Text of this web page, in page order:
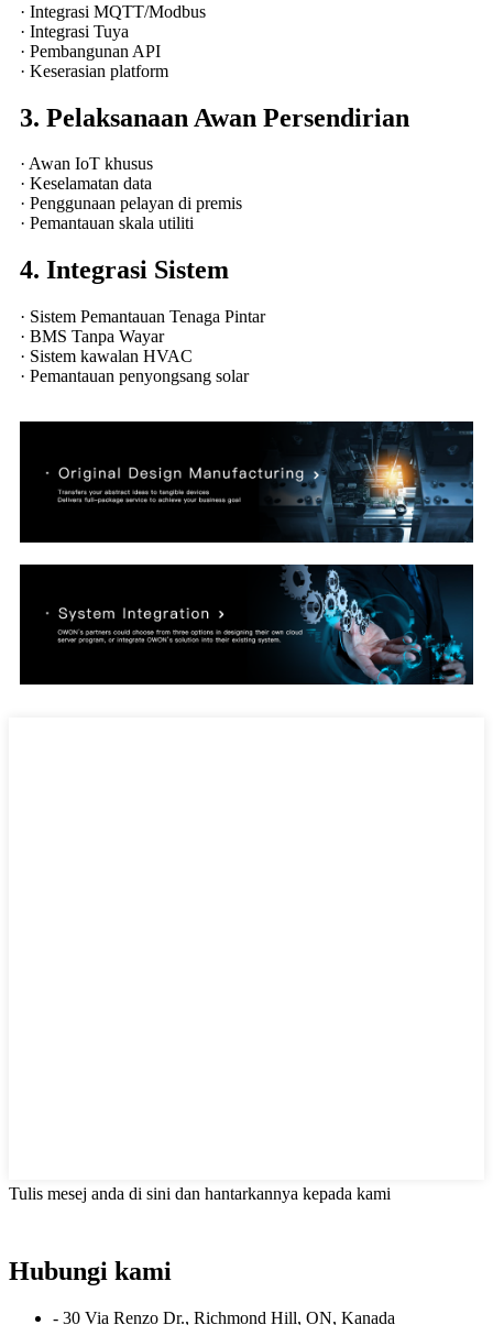
· Integrasi MQTT/Modbus
· Integrasi Tuya
· Pembangunan API
· Keserasian platform
3. Pelaksanaan Awan Persendirian
· Awan IoT khusus
· Keselamatan data
· Penggunaan pelayan di premis
· Pemantauan skala utiliti
4. Integrasi Sistem
· Sistem Pemantauan Tenaga Pintar
· BMS Tanpa Wayar
· Sistem kawalan HVAC
· Pemantauan penyongsang solar
Tulis mesej anda di sini dan hantarkannya kepada kami
Hubungi kami
- 30 Via Renzo Dr., Richmond Hill, ON, Kanada